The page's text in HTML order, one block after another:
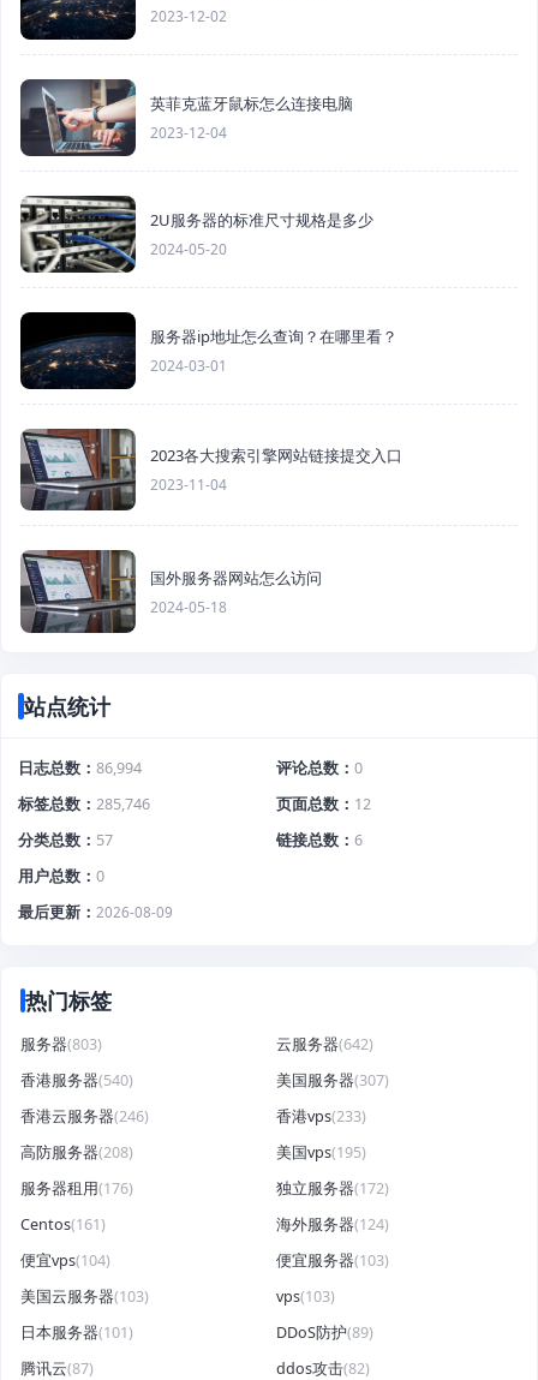
2023-12-02
英菲克蓝牙鼠标怎么连接电脑
2023-12-04
2U服务器的标准尺寸规格是多少
2024-05-20
服务器ip地址怎么查询？在哪里看？
2024-03-01
2023各大搜索引擎网站链接提交入口
2023-11-04
国外服务器网站怎么访问
2024-05-18
站点统计
日志总数 86,994 评论总数
0
标签总数
285,746 页面总数
12
分类总数
57 链接总数
6
用户总数
0
最后更新
2026-08-09
热门标签
服务器(803) 云服务器(642)
香港服务器(540) 美国服务器(307)
香港云服务器(246) 香港vps(233)
高防服务器(208) 美国vps(195)
服务器租用(176) 独立服务器(172)
Centos(161) 海外服务器(124)
便宜vps(104) 便宜服务器(103)
美国云服务器(103) vps(103)
日本服务器(101) DDoS防护(89)
腾讯云(87) ddos攻击(82)